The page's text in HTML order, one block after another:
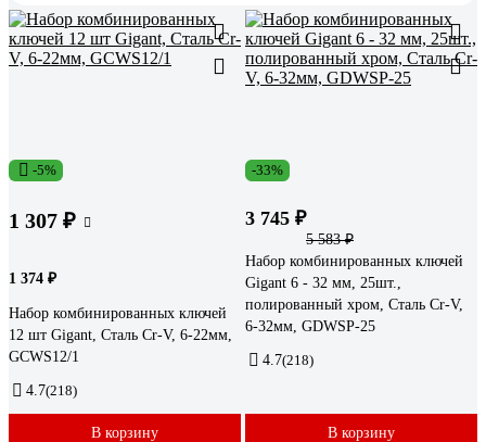
-5%
1 307 ₽
1 374 ₽
Набор комбинированных ключей
12 шт Gigant, Сталь Cr-V, 6-22мм,
GCWS12/1
4.7(218)
В корзину
-33%
3 745 ₽
5 583 ₽
Набор комбинированных ключей
Gigant 6 - 32 мм, 25шт.,
полированный хром, Сталь Cr-V,
6-32мм, GDWSP-25
4.7(218)
В корзину